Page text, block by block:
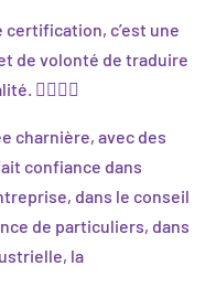
certification, c’est une
de volonté de traduire
🙋‍♀️🙋‍♂️
charnière, avec des
confiance dans
dans le conseil
de particuliers, dans
la